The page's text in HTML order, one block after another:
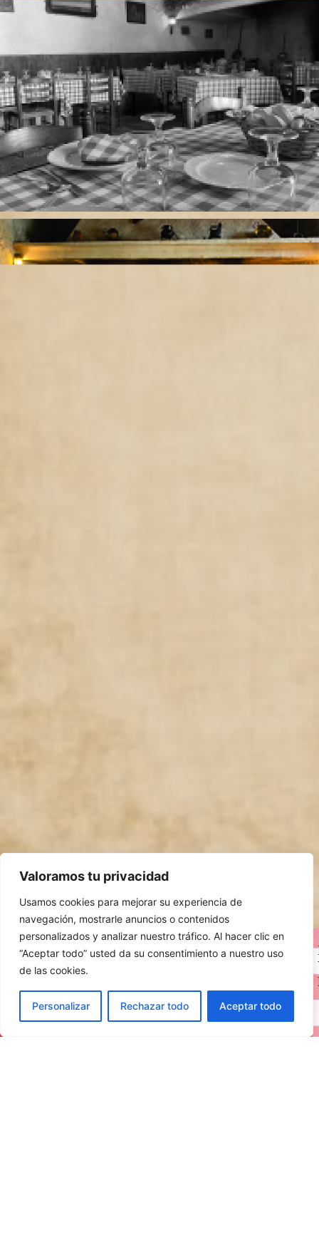
Valoramos tu privacidad
Usamos cookies para mejorar su experiencia de
navegación, mostrarle anuncios o contenidos
personalizados y analizar nuestro tráfico. Al hacer clic en
“Aceptar todo” usted da su consentimiento a nuestro uso
de las cookies.
Personalizar Rechazar todo Aceptar todo
NAVEGACIÓN
Inicio
Nuestra historia
Curiosidades